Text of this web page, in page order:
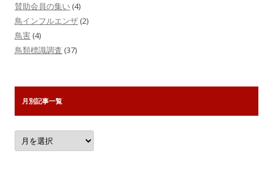
賛助会員の集い (4)
鳥インフルエンザ (2)
鳥害 (4)
鳥類標識調査 (37)
月別記事一覧
月
別
記